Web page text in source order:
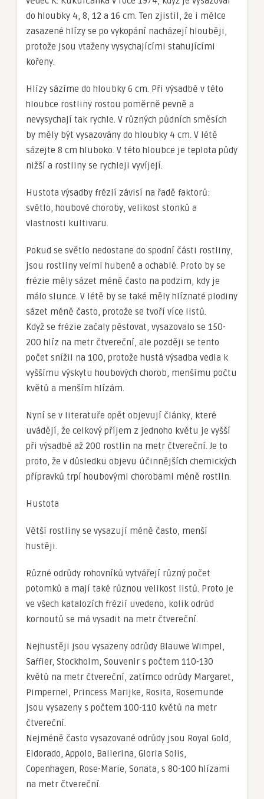
do hloubky 4, 8, 12 a 16 cm. Ten zjistil, že i mělce
zasazené hlízy se po vykopání nacházejí hlouběji,
protože jsou vtaženy vysychajícími stahujícími
kořeny.
Hlízy sázíme do hloubky 6 cm. Při výsadbě v této
hloubce rostliny rostou poměrně pevně a
nevysychají tak rychle. V různých půdních směsích
by měly být vysazovány do hloubky 4 cm. V létě
sázejte 8 cm hluboko. V této hloubce je teplota půdy
nižší a rostliny se rychleji vyvíjejí.
Hustota výsadby frézií závisí na řadě faktorů:
světlo, houbové choroby, velikost stonků a
vlastnosti kultivaru.
Pokud se světlo nedostane do spodní části rostliny,
jsou rostliny velmi hubené a ochablé. Proto by se
frézie měly sázet méně často na podzim, kdy je
málo slunce. V létě by se také měly hlíznaté plodiny
sázet méně často, protože se tvoří více listů.
Když se frézie začaly pěstovat, vysazovalo se 150-
200 hlíz na metr čtvereční, ale později se tento
počet snížil na 100, protože hustá výsadba vedla k
vyššímu výskytu houbových chorob, menšímu počtu
květů a menším hlízám.
Nyní se v literatuře opět objevují články, které
uvádějí, že celkový příjem z jednoho květu je vyšší
při výsadbě až 200 rostlin na metr čtvereční. Je to
proto, že v důsledku objevu účinnějších chemických
přípravků trpí houbovými chorobami méně rostlin.
Hustota
Větší rostliny se vysazují méně často, menší
hustěji.
Různé odrůdy rohovníků vytvářejí různý počet
potomků a mají také různou velikost listů. Proto je
ve všech katalozích frézií uvedeno, kolik odrůd
kornoutů se má vysadit na metr čtvereční.
Nejhustěji jsou vysazeny odrůdy Blauwe Wimpel,
Saffier, Stockholm, Souvenir s počtem 110-130
květů na metr čtvereční, zatímco odrůdy Margaret,
Pimpernel, Princess Marijke, Rosita, Rosemunde
jsou vysazeny s počtem 100-110 květů na metr
čtvereční.
Nejméně často vysazované odrůdy jsou Royal Gold,
Eldorado, Appolo, Ballerina, Gloria Solis,
Copenhagen, Rose-Marie, Sonata, s 80-100 hlízami
na metr čtvereční.